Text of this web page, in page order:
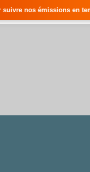
en temps réel • 🇸🇳